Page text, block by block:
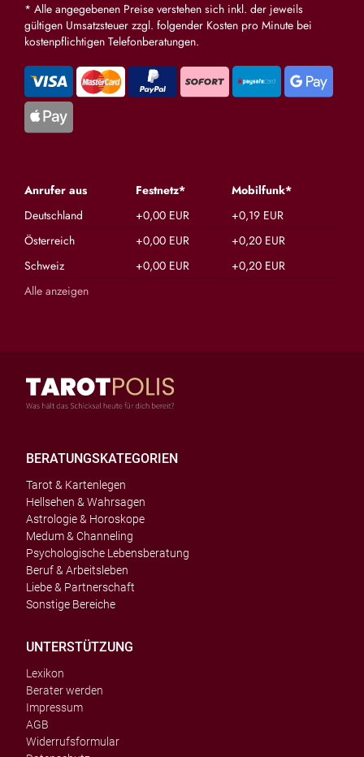
* Alle angegebenen Preise verstehen sich inkl. der jeweils
gültigen Umsatzsteuer zzgl. folgender Kosten pro Minute bei
kostenpflichtigen Telefonberatungen.
Anrufer aus Festnetz*
Mobilfunk*
Deutschland
+0,00 EUR
+0,19 EUR
Österreich
+0,00 EUR
+0,20 EUR
Schweiz
+0,00 EUR
+0,20 EUR
Alle anzeigen
BERATUNGSKATEGORIEN
Tarot & Kartenlegen
Hellsehen & Wahrsagen
Astrologie & Horoskope
Medum & Channeling
Psychologische Lebensberatung
Beruf & Arbeitsleben
Liebe & Partnerschaft
Sonstige Bereiche
UNTERSTÜTZUNG
Lexikon
Berater werden
Impressum
AGB
Widerrufsformular